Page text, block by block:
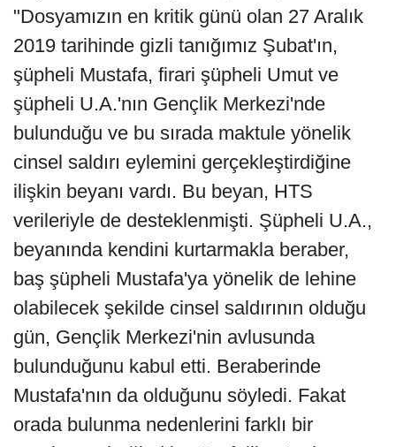
"Dosyamızın en kritik günü olan 27 Aralık
2019 tarihinde gizli tanığımız Şubat'ın,
şüpheli Mustafa, firari şüpheli Umut ve
şüpheli U.A.'nın Gençlik Merkezi'nde
bulunduğu ve bu sırada maktule yönelik
cinsel saldırı eylemini gerçekleştirdiğine
ilişkin beyanı vardı. Bu beyan, HTS
verileriyle de desteklenmişti. Şüpheli U.A.,
beyanında kendini kurtarmakla beraber,
baş şüpheli Mustafa'ya yönelik de lehine
olabilecek şekilde cinsel saldırının olduğu
gün, Gençlik Merkezi'nin avlusunda
bulunduğunu kabul etti. Beraberinde
Mustafa'nın da olduğunu söyledi. Fakat
orada bulunma nedenlerini farklı bir